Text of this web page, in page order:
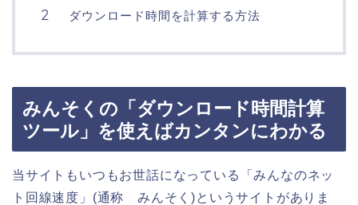
ダウンロード時間を計算する方法
みんそくの「ダウンロード時間計算
ツール」を使えばカンタンにわかる
当サイトもいつもお世話になっている「みんなのネッ
ト回線速度」(通称 みんそく)というサイトがありま